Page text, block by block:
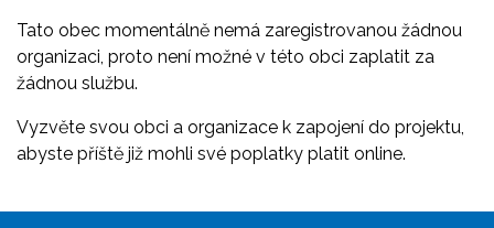
Tato obec momentálně nemá zaregistrovanou žádnou
organizaci, proto není možné v této obci zaplatit za
žádnou službu.
Vyzvěte svou obci a organizace k zapojení do projektu,
abyste příště již mohli své poplatky platit online.